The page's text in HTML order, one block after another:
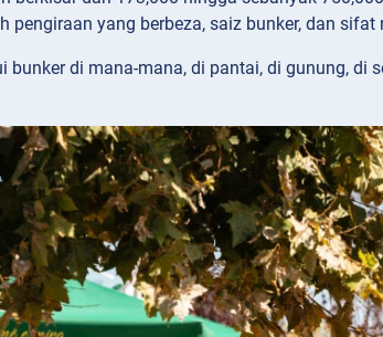
pengiraan yang berbeza, saiz bunker, dan
bunker di mana-mana, di pantai, di gunung, di